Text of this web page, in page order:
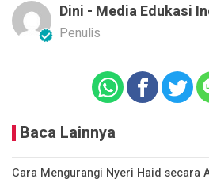
Dini - Media Edukasi
Penulis
Baca Lainnya
Cara Mengurangi Nyeri Haid secara